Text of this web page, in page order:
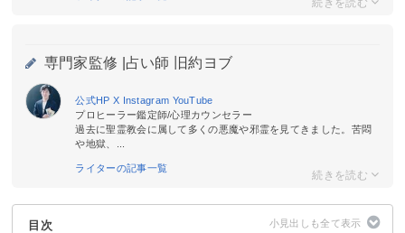
専門家監修 | 占い師 旧約ヨブ
公式HP X Instagram YouTube
プロヒーラー鑑定師/心理カウンセラー
過去に聖霊教会に属して多くの悪魔や邪霊を見てきました。苦悶
や地獄、...
ライターの記事一覧
目次